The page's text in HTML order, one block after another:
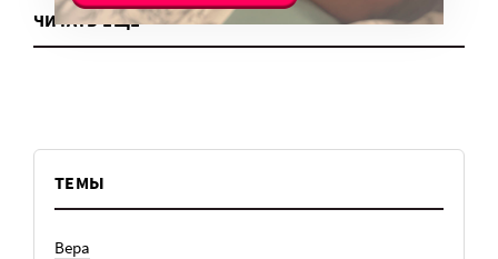
ЧИТАТЬ ЕЩЕ
ТЕМЫ
Вера